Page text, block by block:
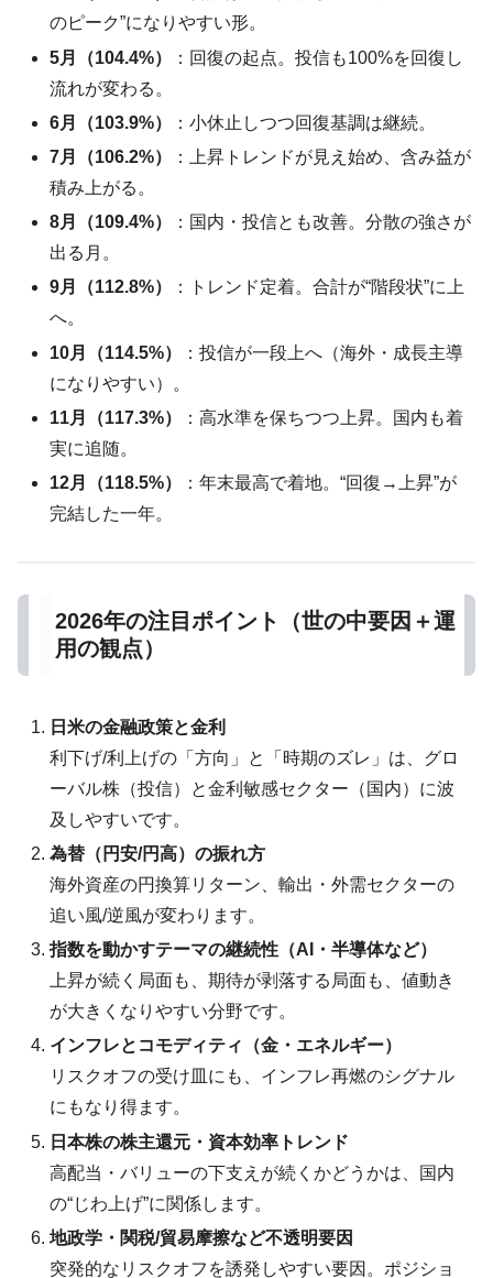
のピーク”になりやすい形。
5月（104.4%）
：回復の起点。投信も100%を回復し
流れが変わる。
6月（103.9%）
：小休止しつつ回復基調は継続。
7月（106.2%）
：上昇トレンドが見え始め、含み益が
積み上がる。
8月（109.4%）
：国内・投信とも改善。分散の強さが
出る月。
9月（112.8%）
：トレンド定着。合計が“階段状”に上
へ。
10月（114.5%）
：投信が一段上へ（海外・成長主導
になりやすい）。
11月（117.3%）
：高水準を保ちつつ上昇。国内も着
実に追随。
12月（118.5%）
：年末最高で着地。“回復→上昇”が
完結した一年。
2026年の注目ポイント（世の中要因＋運
用の観点）
日米の金融政策と金利
利下げ/利上げの「方向」と「時期のズレ」は、グロ
ーバル株（投信）と金利敏感セクター（国内）に波
及しやすいです。
為替（円安/円高）の振れ方
海外資産の円換算リターン、輸出・外需セクターの
追い風/逆風が変わります。
指数を動かすテーマの継続性（AI・半導体など）
上昇が続く局面も、期待が剥落する局面も、値動き
が大きくなりやすい分野です。
インフレとコモディティ（金・エネルギー）
リスクオフの受け皿にも、インフレ再燃のシグナル
にもなり得ます。
日本株の株主還元・資本効率トレンド
高配当・バリューの下支えが続くかどうかは、国内
の“じわ上げ”に関係します。
地政学・関税/貿易摩擦など不透明要因
突発的なリスクオフを誘発しやすい要因。ポジショ